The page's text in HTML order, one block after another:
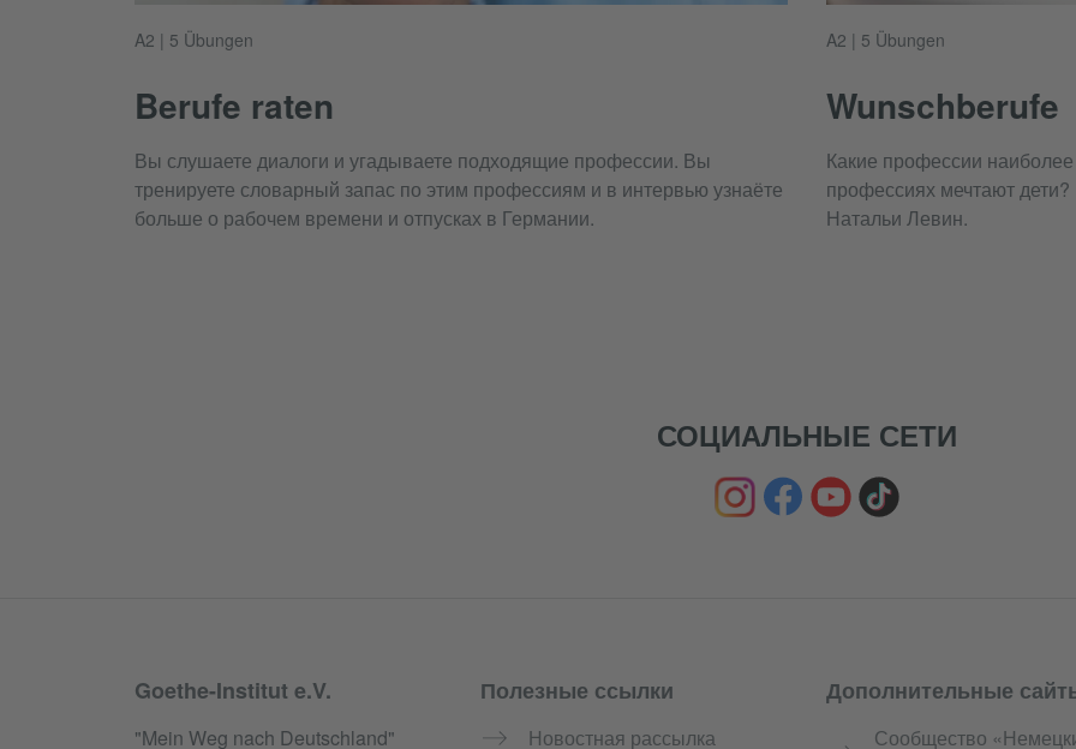
A2 | 5 Übungen
Berufe raten
Вы слушаете диалоги и угадываете подходящие профессии. Вы
тренируете словарный запас по этим профессиям и в интервью узнаёте
больше о рабочем времени и отпусках в Германии.
A2 | 5 Übungen
Wunschberufe
Какие профессии
профессиях мечтают
Натальи Левин.
СОЦИАЛЬНЫЕ СЕТИ
Service- und Informationsbereich
Goethe-Institut e.V.
"Mein Weg nach Deutschland"
Полезные ссылки
Новостная рассылка
Дополнительные
Сообщество